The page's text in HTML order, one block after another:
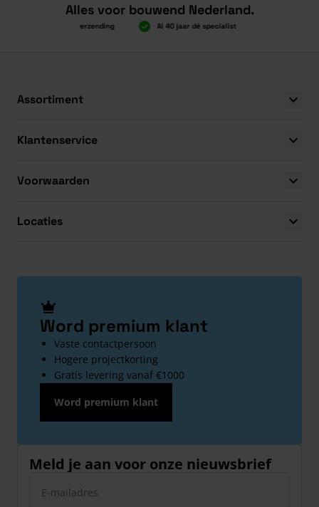
Alles voor bouwend Nederland.
Boven 2.000 gratis verzending Al 40 jaar dé specialist
Assortiment
Klantenservice
Voorwaarden
Locaties
Word premium klant
Vaste contactpersoon
Hogere projectkorting
Gratis levering vanaf €1000
Word premium klant
Meld je aan voor onze nieuwsbrief